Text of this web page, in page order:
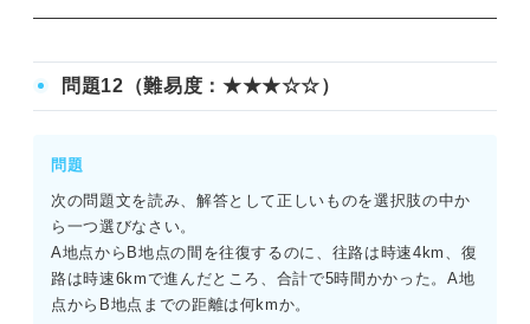
濃度の公式にもとづき、67/(533＋67)×100を計算する。分
母の食塩水全体は600gとなるため、67/600×100＝67/6＝
なる。計算の途中で分母を水だけの533gにしてしまうと、
12.5%を超えてしまい、正しい答えにたどり着けない。
問題12（難易度：★★★☆☆）
問題
次の問題文を読み、解答として正しいものを選択肢の中か
ら一つ選びなさい。
A地点からB地点の間を往復するのに、往路は時速4km、復
路は時速6kmで進んだところ、合計で5時間かかった。A地
点からB地点までの距離は何kmか。